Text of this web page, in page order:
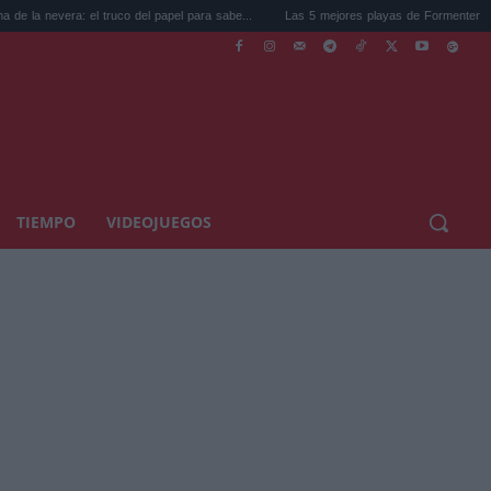
el truco del papel para sabe... Las 5 mejores playas de Formentera para ir este
TIEMPO VIDEOJUEGOS